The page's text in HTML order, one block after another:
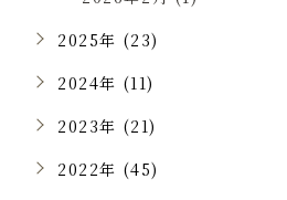
2025年 (23)
2024年 (11)
2023年 (21)
2022年 (45)